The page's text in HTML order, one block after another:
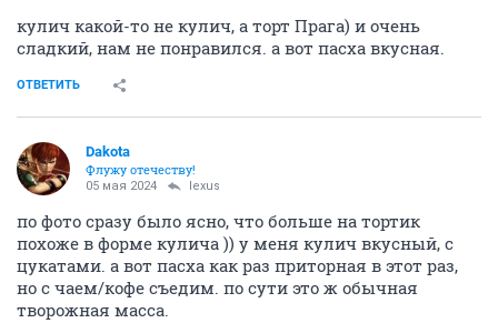
кулич какой-то не кулич, а торт Прага) и очень
сладкий, нам не понравился. а вот пасха вкусная.
ОТВЕТИТЬ
Dаkota
Флужу отечеству!
05 мая 2024 lexus
по фото сразу было ясно, что больше на тортик
похоже в форме кулича )) у меня кулич вкусный, с
цукатами. а вот пасха как раз приторная в этот раз,
но с чаем/кофе съедим. по сути это ж обычная
творожная масса.